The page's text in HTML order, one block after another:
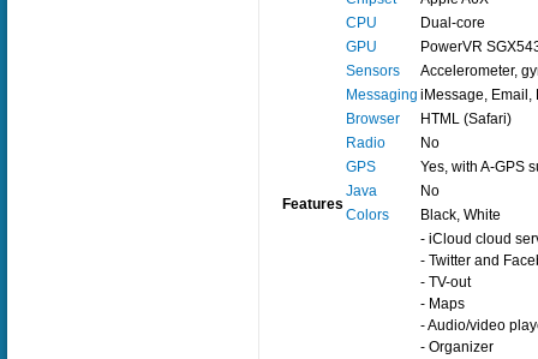
Features
CPU
Dual-core
GPU
PowerVR
Sensors
Accelerometer,
Messaging iMessage, Email,
Browser
HTML (Safari)
Radio
No
GPS
Yes, with A-GPS
Java
No
Colors
Black, White
- iCloud cloud
- Twitter and
- TV-out
- Maps
- Audio/video
- Organizer